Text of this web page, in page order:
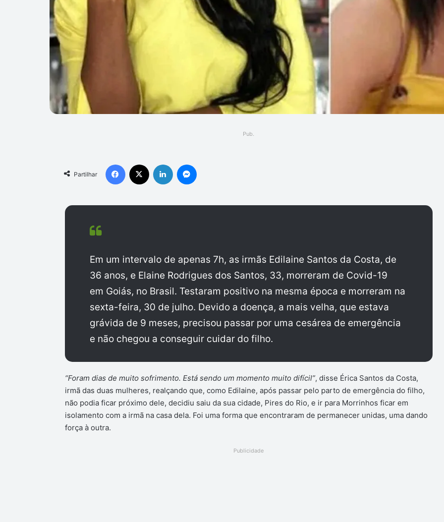
Pub.
Partilhar
Facebook Linkedin
Em um intervalo de apenas 7h, as irmãs Edilaine Santos da Costa, de
36 anos, e Elaine Rodrigues dos Santos, 33, morreram de Covid-19
em Goiás, no Brasil. Testaram positivo na mesma época e morreram na
sexta-feira, 30 de julho. Devido a doença, a mais velha, que estava
grávida de 9 meses, precisou passar por uma cesárea de emergência
e não chegou a conseguir cuidar do filho.
“Foram dias de muito sofrimento. Está sendo um momento muito difícil”, disse Érica Santos da Costa,
irmã das duas mulheres, realçando que, como Edilaine, após passar pelo parto de emergência do filho,
não podia ficar próximo dele, decidiu saiu da sua cidade, Pires do Rio, e ir para Morrinhos ficar em
isolamento com a irmã na casa dela. Foi uma forma que encontraram de permanecer unidas, uma dando
força à outra.
Publicidade